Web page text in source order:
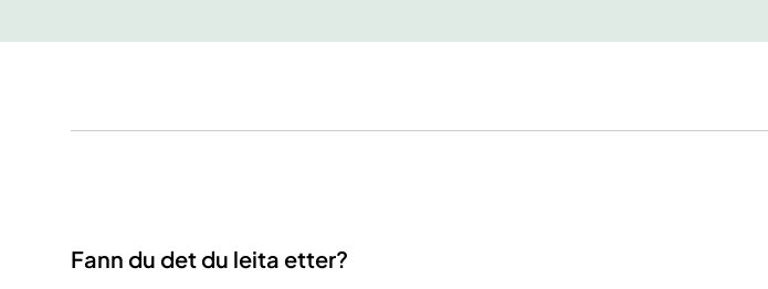
Fann du det du leita etter?